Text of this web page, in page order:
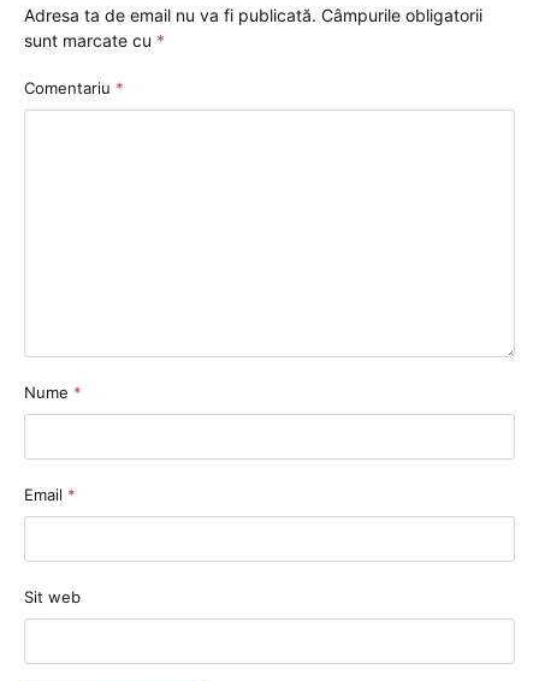
Adresa ta de email nu va fi publicată. Câmpurile obligatorii
sunt marcate cu *
Comentariu *
Nume *
Email *
Sit web